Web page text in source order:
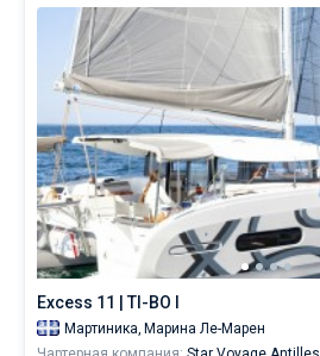
Excess 11 | TI-BO I
Мартиника, Марина Ле-Марен